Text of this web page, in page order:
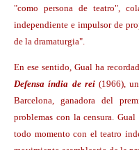
"como persona de teatro",
independiente e impulsor de
de la dramaturgia".
En ese sentido, Gual ha
Defensa índia de rei (1966),
Barcelona, ganadora del
problemas con la censura.
todo momento con el teatro